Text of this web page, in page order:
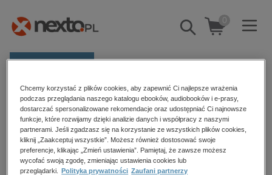
Pokaż/schowaj
wyszukiwarkę
0
Kategorie
Zobacz wszystkie E-prasa
budownictwo, aranżacja wnętrz
biznesowe, branżowe, gospodarka
Strona główna Jacek Lubczak
Jacek Lubczak
Chcemy korzystać z plików cookies, aby zapewnić Ci najlepsze wrażenia
podczas przeglądania naszego katalogu ebooków, audiobooków i e-prasy,
dostarczać spersonalizowane rekomendacje oraz udostępniać Ci najnowsze
funkcje, które rozwijamy dzięki analizie danych i współpracy z naszymi
partnerami. Jeśli zgadzasz się na korzystanie ze wszystkich plików cookies,
kliknij „Zaakceptuj wszystkie”. Możesz również dostosować swoje
preferencje, klikając „Zmień ustawienia”. Pamiętaj, że zawsze możesz
wycofać swoją zgodę, zmieniając ustawienia cookies lub
przeglądarki.
Polityka prywatności Zaufani partnerzy